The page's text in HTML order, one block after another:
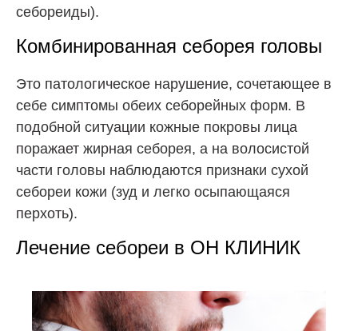
себореиды).
Комбинированная себорея головы
Это патологическое нарушение, сочетающее в
себе симптомы обеих себорейных форм. В
подобной ситуации кожные покровы лица
поражает жирная себорея, а на волосистой
части головы наблюдаются признаки сухой
себореи кожи (зуд и легко осыпающаяся
перхоть).
Лечение себореи в ОН КЛИНИК